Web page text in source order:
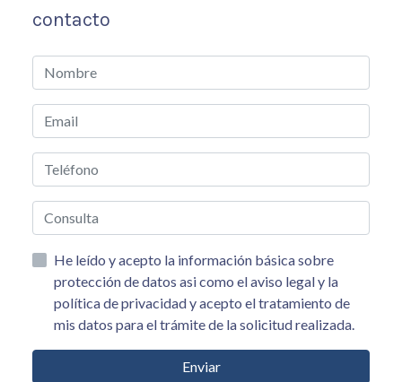
contacto
He leído y acepto la información básica sobre
protección de datos asi como el aviso legal y la
política de privacidad y acepto el tratamiento de
mis datos para el trámite de la solicitud realizada.
Enviar